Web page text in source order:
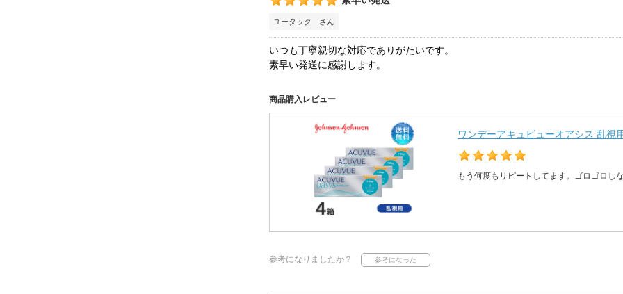
ユータック さん
いつも丁寧親切な対応でありがたいです。
素早い発送に感謝します。
商品購入レビュー
ワンデーアキュビューオアシス 乱
もう何度もリピートしてます。ゴロゴロし
参考になりましたか？